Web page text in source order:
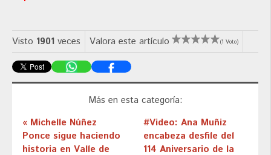
Visto 1901 veces Valora este artículo (1 Voto)
Más en esta categoría:
« Michelle Núñez
Ponce sigue haciendo
historia en Valle de
#Video: Ana Muñiz
encabeza desfile del
114 Aniversario de la